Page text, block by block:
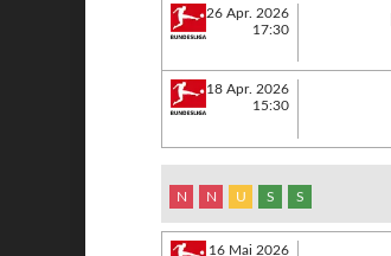
26 Apr. 2026
17:30
18 Apr. 2026
15:30
N N U S S
16 Mai 2026